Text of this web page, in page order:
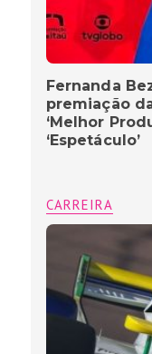
Fernanda
premiação
‘Melhor
‘Espetáculo’
CARREIRA